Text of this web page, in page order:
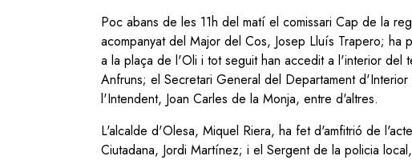
Poc abans de les 11h del matí el comissari Cap de la
acompanyat del Major del Cos, Josep Lluís Trapero; ha
a la plaça de l'Oli i tot seguit han accedit a l'interior del
Anfruns; el Secretari General del Departament
l'Intendent, Joan Carles de la Monja, entre d'altres.
L'alcalde d'Olesa, Miquel Riera, ha fet d'amfitrió de
Ciutadana, Jordi Martínez; i el Sergent de la policia